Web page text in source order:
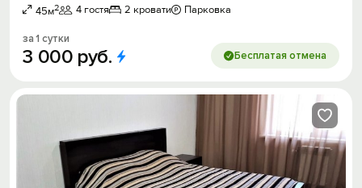
45м2 4 гостя 2 кровати Парковка
за 1 сутки
3 000 руб. Бесплатая отмена